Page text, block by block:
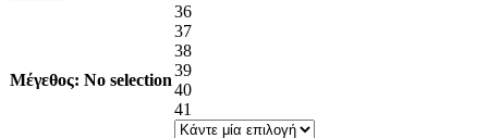
Μέγεθος: No selection
36
37
38
39
40
41